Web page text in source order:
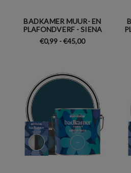
BADKAMER MUUR- EN
PLAFONDVERF - SIENA
€0,99 - €45,00